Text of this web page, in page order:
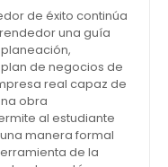
de éxito continúa
una guía
de negocios de
real capaz de
obra
al estudiante
manera formal
de la